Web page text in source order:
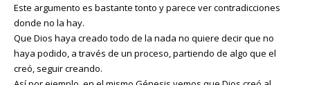
Este argumento es bastante tonto y parece ver contradicciones
donde no la hay.
Que Dios haya creado todo de la nada no quiere decir que no
haya podido, a través de un proceso, partiendo de algo que el
creó, seguir creando.